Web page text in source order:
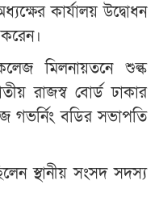
কার্যালয় উদ্বোধন
মিলনায়তনে শুল্ক
রাজস্ব বোর্ড ঢাকার
গভর্নিং বডির সভাপতি
স্থানীয় সংসদ সদস্য